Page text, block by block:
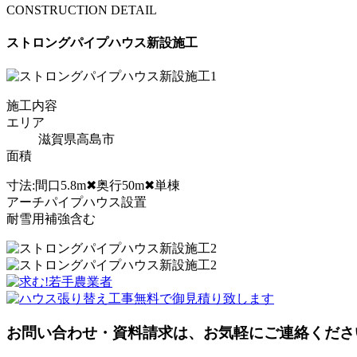
CONSTRUCTION DETAIL
ストロングパイプハウス新設施工
施工内容
エリア
滋賀県高島市
面積
寸法:間口5.8m✖奥行50m✖単棟
アーチパイプハウス設置
耐雪用補強含む
お問い合わせ・資料請求は、お気軽にご連絡くだ